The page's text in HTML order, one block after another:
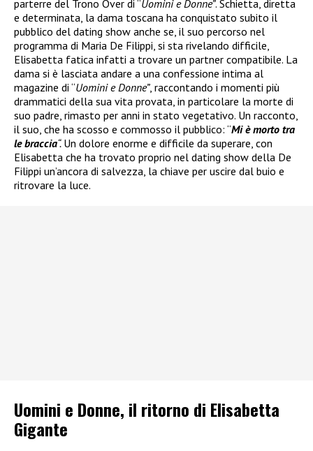
parterre del Trono Over di “Uomini e Donne”. Schietta, diretta
e determinata, la dama toscana ha conquistato subito il
pubblico del dating show anche se, il suo percorso nel
programma di Maria De Filippi, si sta rivelando difficile,
Elisabetta fatica infatti a trovare un partner compatibile. La
dama si è lasciata andare a una confessione intima al
magazine di “Uomini e Donne”, raccontando i momenti più
drammatici della sua vita provata, in particolare la morte di
suo padre, rimasto per anni in stato vegetativo. Un racconto,
il suo, che ha scosso e commosso il pubblico: “Mi è morto tra
le braccia“. Un dolore enorme e difficile da superare, con
Elisabetta che ha trovato proprio nel dating show della De
Filippi un’ancora di salvezza, la chiave per uscire dal buio e
ritrovare la luce.
Uomini e Donne, il ritorno di Elisabetta
Gigante